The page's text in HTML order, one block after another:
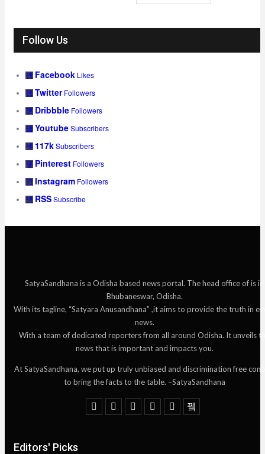
Follow Us
Facebook Likes
Twitter Followers
Dribbble Followers
YoutubeSubscribers
117kSubscribers
Pinterest Followers
Instagram Followers
RSSSubscribe
SatyaSandhana is a Odisha based news portal. The head office of is in
Bhubaneswar, Odisha.
With its tagline, “Satyara Anusandhana” ,it aims to provide the truth in
news.
With a team of dedicated reporters from all around Odisha. It unveils
news that is important and impacts you.
At SatyaSandhana, we put up truly unbiased and discrimination free
to bring the facts to the table. –SatyaSandhana
Editors' Picks